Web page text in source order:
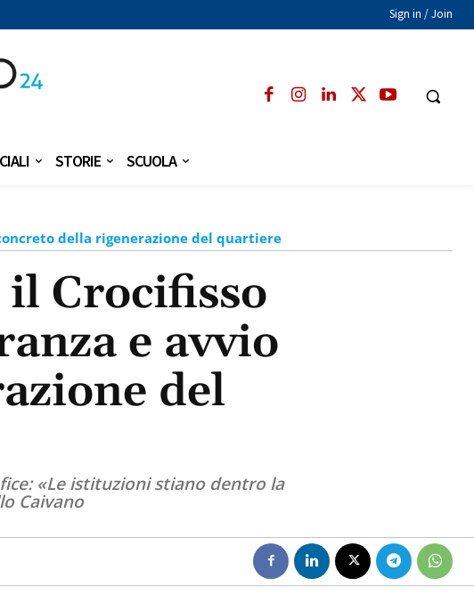
Sign in / Join
STORIE SCUOLA
della rigenerazione del quartiere
Crocifisso
e avvio
del
«Le istituzioni stiano dentro la
Caivano